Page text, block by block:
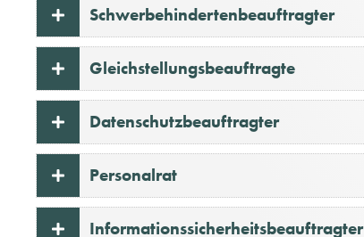
Schwerbehindertenbeauftragter
Gleichstellungsbeauftragte
Datenschutzbeauftragter
Personalrat
Informationssicherheitsbeauftragter